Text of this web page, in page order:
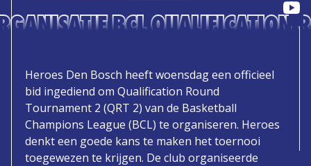
BCL QUALIFICATION
Heroes Den Bosch heeft woensdag een officieel
bid ingediend om Qualification Round
Tournament 2 (QRT 2) van de Basketball
Champions League (BCL) te organiseren. Heroes
denkt een goede kans te maken het toernooi
toegewezen te krijgen. De club organiseerde